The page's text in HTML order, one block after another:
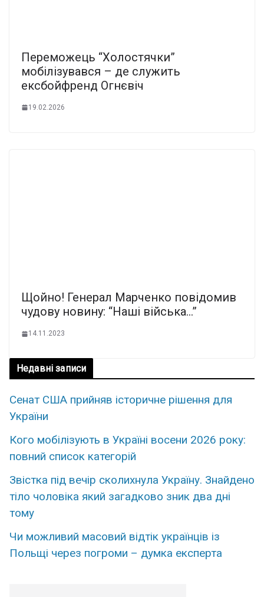
Переможець “Холостячки”
мобілізувався – де служить
ексбойфренд Огнєвіч
19.02.2026
Щoйно! Генеpал Маpченко повідомив
чудову нoвину: “Нaші війська…”
14.11.2023
Недавні записи
Сенат США прийняв історичне рішення для
України
Кого мобілізують в Україні восени 2026 року:
повний список категорій
Звістка під вечір сколихнула Україну. Знайдено
тіло чоловіка який загадково зник два дні
тому
Чи можливий масовий відтік українців із
Польщі через погроми – думка експерта